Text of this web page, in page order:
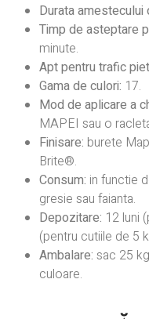
Durata amestecului
Timp de asteptare
minute.
Apt pentru trafic
Gama de culori: 17.
Mod de aplicare a
MAPEI sau o
Finisare: burete
Brite®.
Consum: in functie
gresie sau faianta.
Depozitare: 12 luni
(pentru cutiile de 5
Ambalare: sac 25
culoare.